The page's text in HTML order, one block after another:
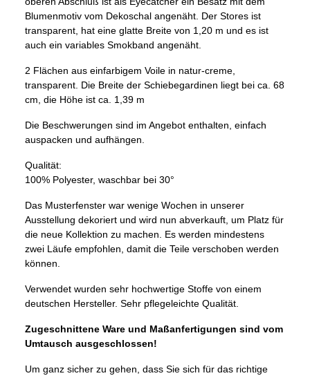
Blumenmotiv vom Dekoschal angenäht. Der Stores ist
transparent, hat eine glatte Breite von 1,20 m und es ist
auch ein variables Smokband angenäht.
2 Flächen aus einfarbigem Voile in natur-creme,
transparent. Die Breite der Schiebegardinen liegt bei ca. 68
cm, die Höhe ist ca. 1,39 m
Die Beschwerungen sind im Angebot enthalten, einfach
auspacken und aufhängen.
Qualität:
100% Polyester, waschbar bei 30°
Das Musterfenster war wenige Wochen in unserer
Ausstellung dekoriert und wird nun abverkauft, um Platz für
die neue Kollektion zu machen. Es werden mindestens
zwei Läufe empfohlen, damit die Teile verschoben werden
können.
Verwendet wurden sehr hochwertige Stoffe von einem
deutschen Hersteller. Sehr pflegeleichte Qualität.
Zugeschnittene Ware und Maßanfertigungen sind vom
Umtausch ausgeschlossen!
Um ganz sicher zu gehen, dass Sie sich für das richtige